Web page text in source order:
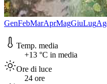
GenFebMarAprMagGiuLug
Temp. media
+13 °C in media
Ore di luce
24 ore